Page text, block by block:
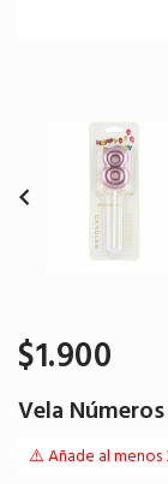
$1.900
Vela
⚠️ Añade al menos